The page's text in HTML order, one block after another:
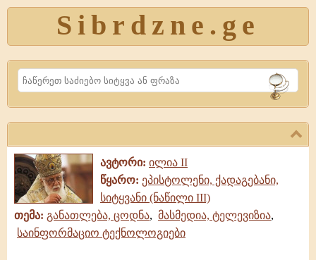
Sibrdzne.ge
Search
ავტორი: ილია II
წყარო: ეპისტოლენი, ქადაგებანი,
სიტყვანი (ნაწილი III)
თემა: განათლება, ცოდნა, მასმედია, ტელევიზია,
საინფორმაციო ტექნოლოგიები